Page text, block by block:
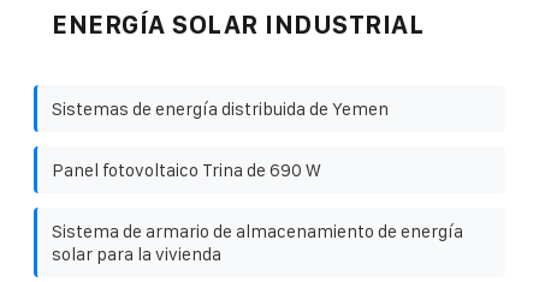
ENERGÍA SOLAR INDUSTRIAL
Sistemas de energía distribuida de Yemen
Panel fotovoltaico Trina de 690 W
Sistema de armario de almacenamiento de energía
solar para la vivienda